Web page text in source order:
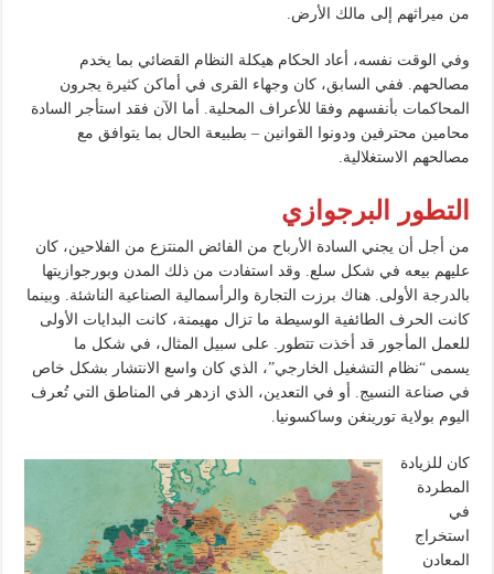
من ميراثهم إلى مالك الأرض.
وفي الوقت نفسه، أعاد الحكام هيكلة النظام القضائي بما يخدم
مصالحهم. ففي السابق، كان وجهاء القرى في أماكن كثيرة يجرون
المحاكمات بأنفسهم وفقا للأعراف المحلية. أما الآن فقد استأجر السادة
محامين محترفين ودونوا القوانين – بطبيعة الحال بما يتوافق مع
مصالحهم الاستغلالية.
التطور البرجوازي
من أجل أن يجني السادة الأرباح من الفائض المنتزع من الفلاحين، كان
عليهم بيعه في شكل سلع. وقد استفادت من ذلك المدن وبورجوازيتها
بالدرجة الأولى. هناك برزت التجارة والرأسمالية الصناعية الناشئة. وبينما
كانت الحرف الطائفية الوسيطة ما تزال مهيمنة، كانت البدايات الأولى
للعمل المأجور قد أخذت تتطور. على سبيل المثال، في شكل ما
يسمى “نظام التشغيل الخارجي”، الذي كان واسع الانتشار بشكل خاص
في صناعة النسيج. أو في التعدين، الذي ازدهر في المناطق التي تُعرف
اليوم بولاية تورينغن وساكسونيا.
كان للزيادة
المطردة
في
استخراج
المعادن